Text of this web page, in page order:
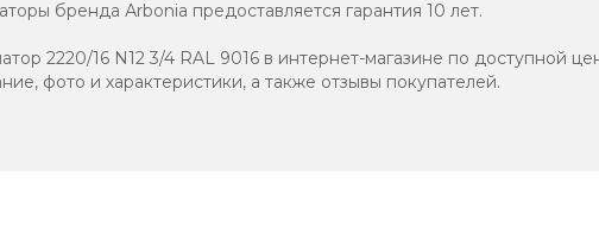
бренда Аrbonia предоставляется гарантия 10 лет.
2220/16 N12 3/4 RAL 9016 в интернет-магазине по доступной
фото и характеристики, а также отзывы покупателей.